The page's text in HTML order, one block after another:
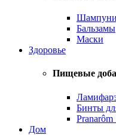
Шампуни
Бальзамы
Маски
Здоровье
Пищевые
Бинты
Дом